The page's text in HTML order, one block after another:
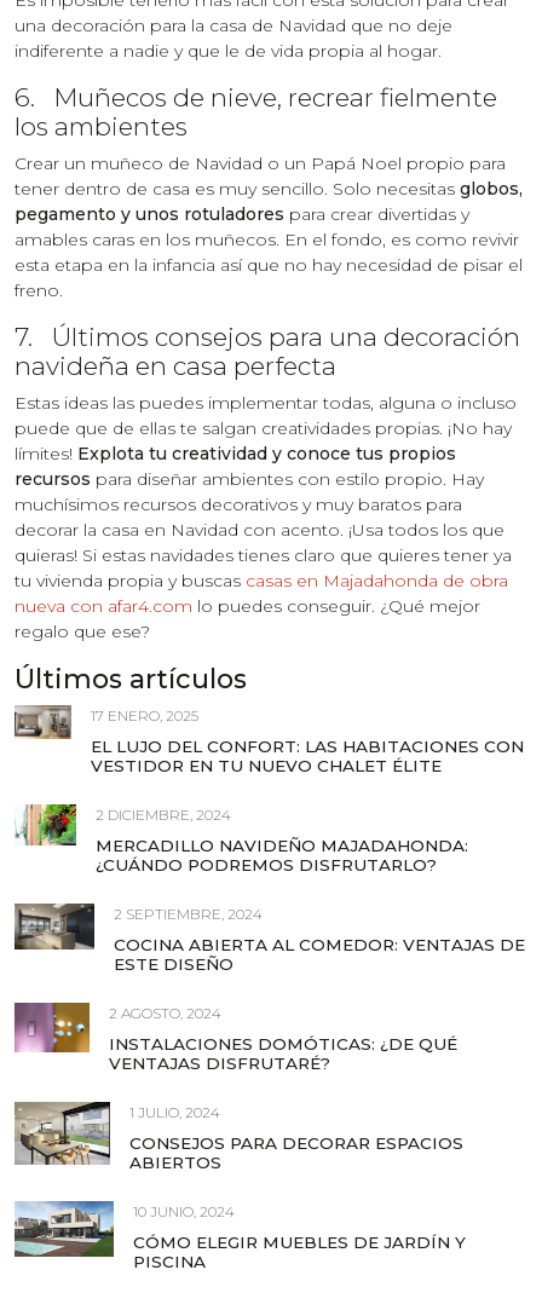
una decoración para la casa de Navidad que no deje
indiferente a nadie y que le de vida propia al hogar.
6. Muñecos de nieve, recrear fielmente
los ambientes
Crear un muñeco de Navidad o un Papá Noel propio para
tener dentro de casa es muy sencillo. Solo necesitas globos,
pegamento y unos rotuladores para crear divertidas y
amables caras en los muñecos. En el fondo, es como revivir
esta etapa en la infancia así que no hay necesidad de pisar el
freno.
7. Últimos consejos para una decoración
navideña en casa perfecta
Estas ideas las puedes implementar todas, alguna o incluso
puede que de ellas te salgan creatividades propias. ¡No hay
límites! Explota tu creatividad y conoce tus propios
recursos para diseñar ambientes con estilo propio. Hay
muchísimos recursos decorativos y muy baratos para
decorar la casa en Navidad con acento. ¡Usa todos los que
quieras! Si estas navidades tienes claro que quieres tener ya
tu vivienda propia y buscas casas en Majadahonda de obra
nueva con afar4.com lo puedes conseguir. ¿Qué mejor
regalo que ese?
Últimos artículos
17 ENERO, 2025
EL LUJO DEL CONFORT: LAS HABITACIONES CON
VESTIDOR EN TU NUEVO CHALET ÉLITE
2 DICIEMBRE, 2024
MERCADILLO NAVIDEÑO MAJADAHONDA:
¿CUÁNDO PODREMOS DISFRUTARLO?
2 SEPTIEMBRE, 2024
COCINA ABIERTA AL COMEDOR: VENTAJAS DE
ESTE DISEÑO
2 AGOSTO, 2024
INSTALACIONES DOMÓTICAS: ¿DE QUÉ
VENTAJAS DISFRUTARÉ?
1 JULIO, 2024
CONSEJOS PARA DECORAR ESPACIOS
ABIERTOS
10 JUNIO, 2024
CÓMO ELEGIR MUEBLES DE JARDÍN Y
PISCINA